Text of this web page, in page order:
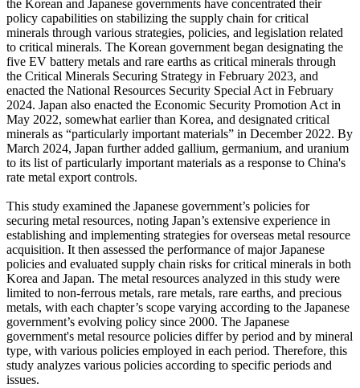
the Korean and Japanese governments have concentrated their
policy capabilities on stabilizing the supply chain for critical
minerals through various strategies, policies, and legislation related
to critical minerals. The Korean government began designating the
five EV battery metals and rare earths as critical minerals through
the Critical Minerals Securing Strategy in February 2023, and
enacted the National Resources Security Special Act in February
2024. Japan also enacted the Economic Security Promotion Act in
May 2022, somewhat earlier than Korea, and designated critical
minerals as “particularly important materials” in December 2022. By
March 2024, Japan further added gallium, germanium, and uranium
to its list of particularly important materials as a response to China's
rate metal export controls.
This study examined the Japanese government’s policies for
securing metal resources, noting Japan’s extensive experience in
establishing and implementing strategies for overseas metal resource
acquisition. It then assessed the performance of major Japanese
policies and evaluated supply chain risks for critical minerals in both
Korea and Japan. The metal resources analyzed in this study were
limited to non-ferrous metals, rare metals, rare earths, and precious
metals, with each chapter’s scope varying according to the Japanese
government’s evolving policy since 2000. The Japanese
government's metal resource policies differ by period and by mineral
type, with various policies employed in each period. Therefore, this
study analyzes various policies according to specific periods and
issues.